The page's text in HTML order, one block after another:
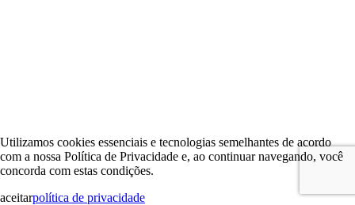
Utilizamos cookies essenciais e tecnologias semelhantes de acordo
com a nossa Política de Privacidade e, ao continuar navegando, você
concorda com estas condições.
aceitarpolítica de privacidade